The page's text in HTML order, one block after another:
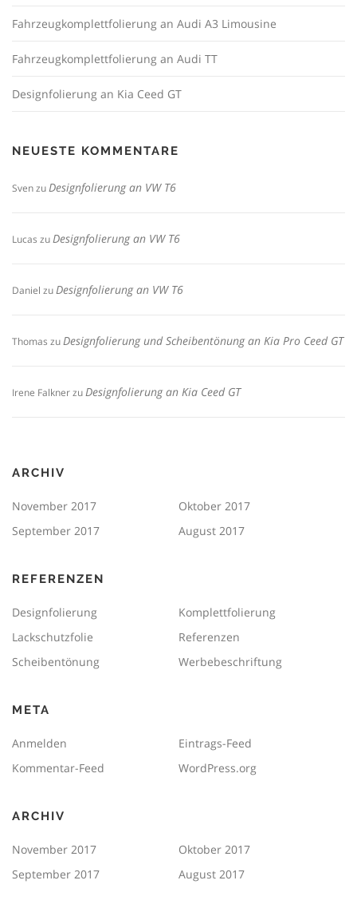
Fahrzeugkomplettfolierung an Audi A3 Limousine
Fahrzeugkomplettfolierung an Audi TT
Designfolierung an Kia Ceed GT
NEUESTE KOMMENTARE
SvenzuDesignfolierung an VW T6
Lucas zuDesignfolierung an VW T6
Daniel zuDesignfolierung an VW T6
Thomas zuDesignfolierung und Scheibentönung an Kia Pro Ceed GT
Irene FalknerzuDesignfolierung an Kia Ceed GT
ARCHIV
November 2017
Oktober 2017
September 2017
August 2017
REFERENZEN
Designfolierung
Komplettfolierung
Lackschutzfolie
Referenzen
Scheibentönung
Werbebeschriftung
META
Anmelden
Eintrags-Feed
Kommentar-Feed
WordPress.org
ARCHIV
November 2017
Oktober 2017
September 2017
August 2017